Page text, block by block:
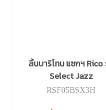
ลิ้นบาริโทน แซกฯ Rico
Select Jazz
RSF05BSX3H